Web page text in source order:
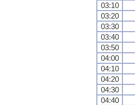
03:10
03:20
03:30
03:40
03:50
04:00
04:10
04:20
04:30
04:40